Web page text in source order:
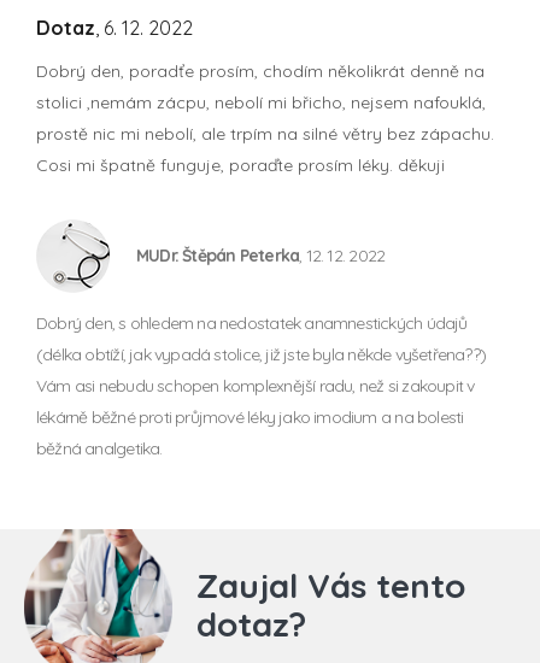
Dotaz, 6. 12. 2022
Dobrý den, poradťe prosím, chodím několikrát denně na
stolici ,nemám zácpu, nebolí mi břicho, nejsem nafouklá,
prostě nic mi nebolí, ale trpím na silné větry bez zápachu.
Cosi mi špatně funguje, poraďte prosím léky. děkuji
MUDr. Štěpán Peterka, 12. 12. 2022
Dobrý den, s ohledem na nedostatek anamnestických údajů
(délka obtíží, jak vypadá stolice, již jste byla někde vyšetřena??)
Vám asi nebudu schopen komplexnější radu, než si zakoupit v
lékárně běžné proti průjmové léky jako imodium a na bolesti
běžná analgetika.
Zaujal Vás tento
dotaz?